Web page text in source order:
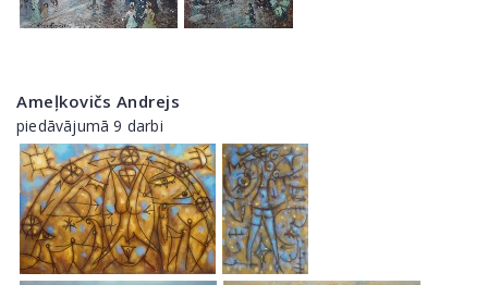
Ameļkovičs Andrejs
piedāvājumā 9 darbi